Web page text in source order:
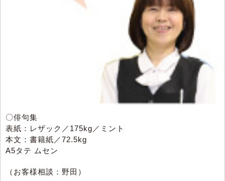
〇俳句集
表紙：レザック／175kg／ミント
本文：書籍紙／72.5kg
A5タテ ムセン
（お客様相談：野田）